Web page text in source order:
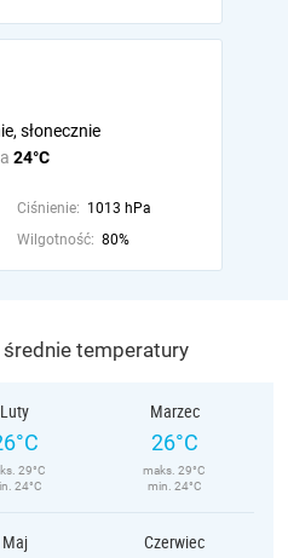
24°C
słonecznie
Ciśnienie: 1013 hPa
Wilgotność: 80%
temperatury
Luty
29°C
24°C
Marzec
26°C
maks. 29°C
min. 24°C
Maj Czerwiec